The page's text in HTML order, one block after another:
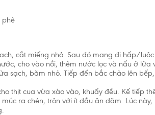
phê
cắt miếng nhỏ. Sau đó mang đi hấp/
cho vào nồi, thêm nước lọc và nấu ở lửa
sạch, băm nhỏ. Tiếp đến bắc chảo lên
thịt cua vừa xào vào, khuấy đều. Kế tiếp
múc ra chén, trộn với ít dầu ăn dặm. Lúc